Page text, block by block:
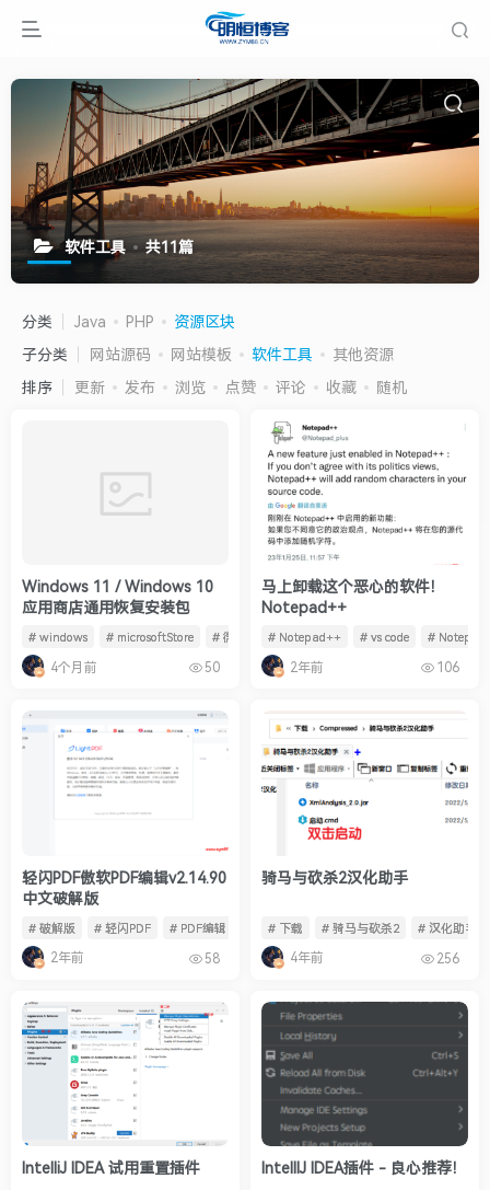
软件工具 共11篇
分类 Java PHP
资源区块
子分类
网站源码 网站模板 软件工具
其他资源
排序
更新 发布 浏览 点赞 评论 收藏 随机
Windows 11 / Windows 10
应用商店通用恢复安装包
# windows # microsoftStore # 微软商店修复
4个月前 50
马上卸载这个恶心的软件！
Notepad++
# Notepad++ # vs code #
2年前 106
轻闪PDF傲软PDF编辑v2.14.90
中文破解版
# 破解版 # 轻闪PDF # PDF编辑
2年前 58
骑马与砍杀2汉化助手
# 下载 # 骑马与砍杀2 # 汉化助手
4年前 256
IntelliJ IDEA 试用重置插件 IntellIJ IDEA插件 - 良心推荐！